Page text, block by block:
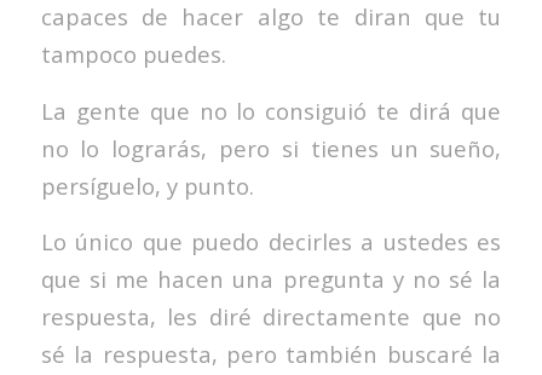
capaces de hacer algo te diran que tu
tampoco puedes.
La gente que no lo consiguió te dirá que
no lo lograrás, pero si tienes un sueño,
persíguelo, y punto.
Lo único que puedo decirles a ustedes es
que si me hacen una pregunta y no sé la
respuesta, les diré directamente que no
sé la respuesta, pero también buscaré la